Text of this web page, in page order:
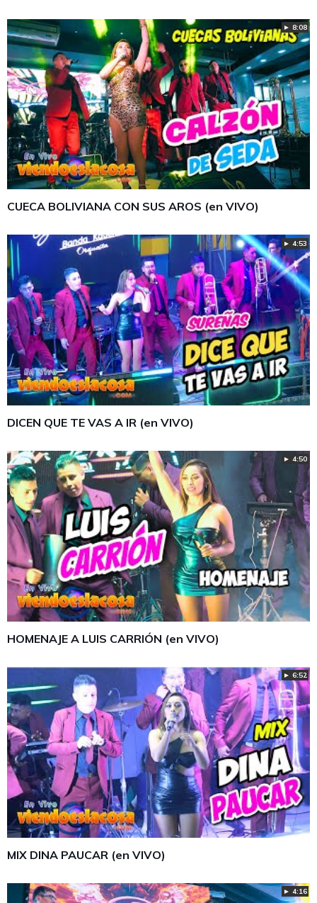
► 8:08
CUECA BOLIVIANA CON SUS AROS (en VIVO)
► 4:53
DICEN QUE TE VAS A IR (en VIVO)
► 4:50
HOMENAJE A LUIS CARRIÓN (en VIVO)
► 6:52
MIX DINA PAUCAR (en VIVO)
► 4:16